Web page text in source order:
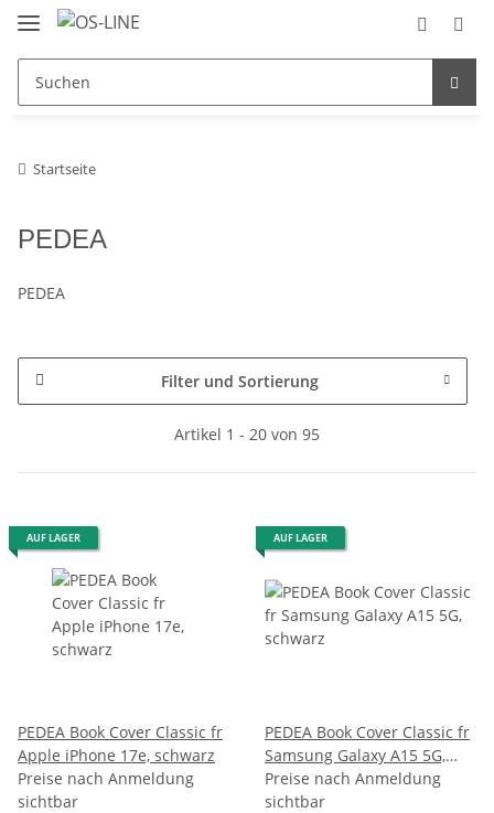
Startseite
PEDEA
PEDEA
Filter und Sortierung
Artikel 1 - 20 von 95
AUF LAGER
PEDEA Book Cover Classic fr
Apple iPhone 17e, schwarz
Preise nach Anmeldung
sichtbar
AUF LAGER
PEDEA Book Cover Classic fr
Samsung Galaxy A15 5G,
schwarz
Preise nach Anmeldung
sichtbar